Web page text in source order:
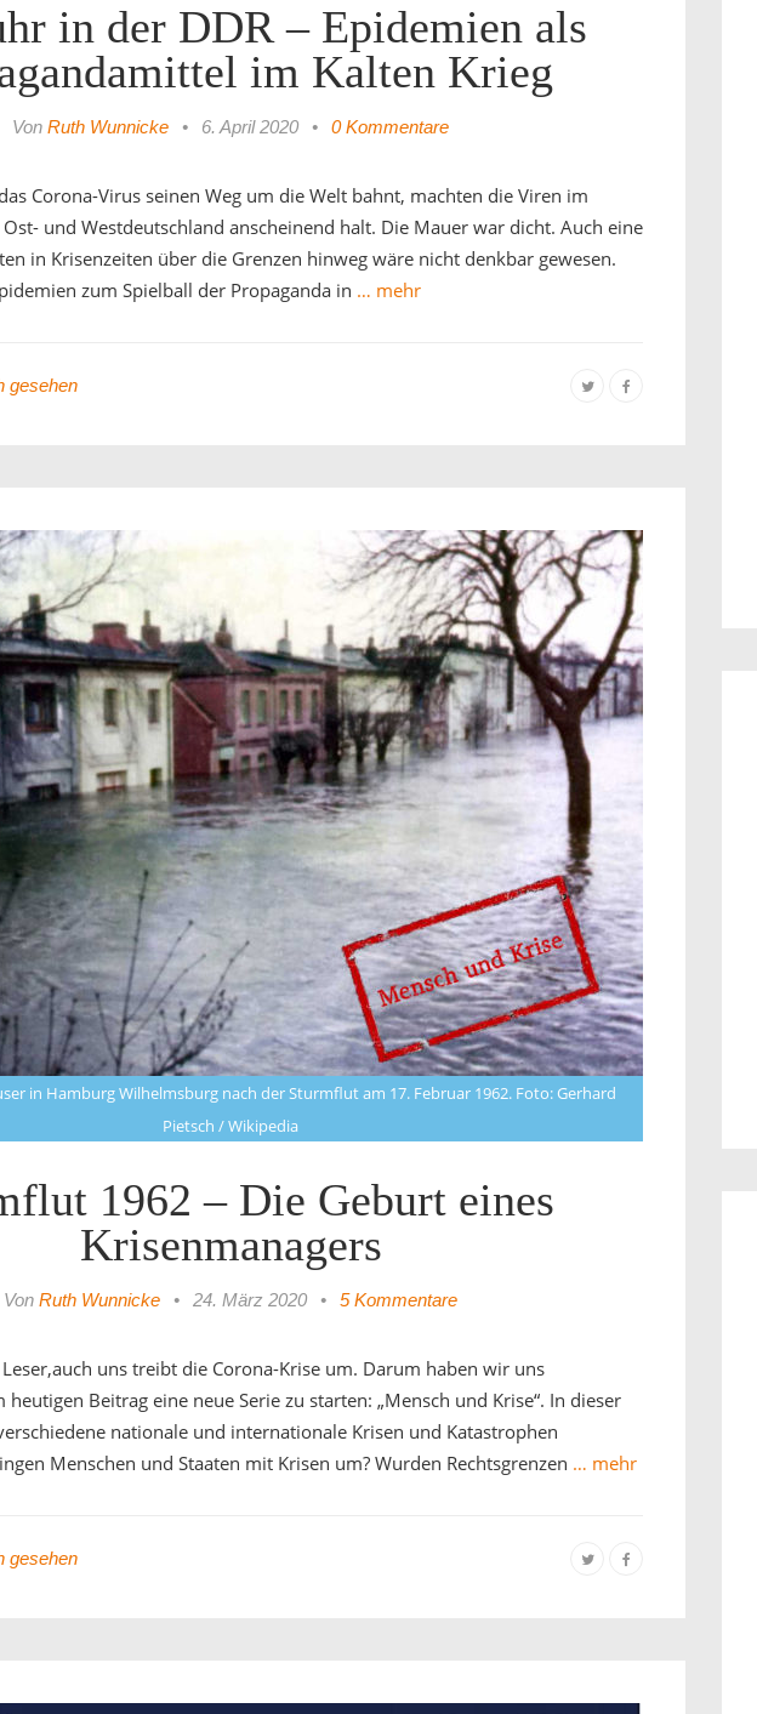
in der DDR – Epidemien als
im Kalten Krieg
Von Ruth Wunnicke • 6. April 2020 • 0 Kommentare
Corona-Virus seinen Weg um die Welt bahnt, machten die Viren im
und Westdeutschland anscheinend halt. Die Mauer war dicht. Auch eine
in Krisenzeiten über die Grenzen hinweg wäre nicht denkbar gewesen.
zum Spielball der Propaganda in … mehr
gesehen
in Hamburg Wilhelmsburg nach der Sturmflut am 17. Februar 1962. Foto: Gerhard
Pietsch / Wikipedia
1962 – Die Geburt eines
Krisenmanagers
Von Ruth Wunnicke • 24. März 2020 • 5 Kommentare
uns treibt die Corona-Krise um. Darum haben wir uns
Beitrag eine neue Serie zu starten: „Mensch und Krise“. In dieser
nationale und internationale Krisen und Katastrophen
Menschen und Staaten mit Krisen um? Wurden Rechtsgrenzen … mehr
gesehen